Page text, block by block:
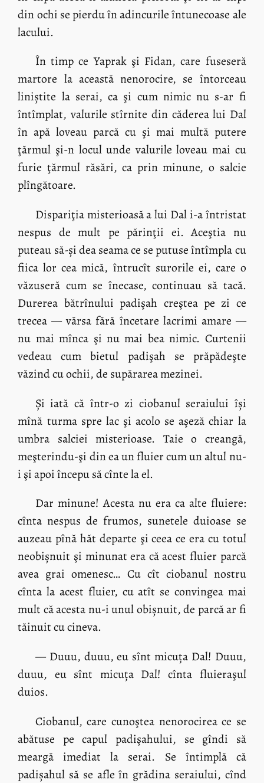
din ochi se pierdu în adincurile întunecoase ale
lacului.
În timp ce Yaprak şi Fidan, care fuseseră
martore la această nenorocire, se întorceau
liniștite la serai, ca şi cum nimic nu s-ar fi
întîmplat, valurile stîrnite din căderea lui Dal
în apă loveau parcă cu şi mai multă putere
ţărmul şi-n locul unde valurile loveau mai cu
furie ţărmul răsări, ca prin minune, o salcie
plîngătoare.
Dispariţia misterioasă a lui Dal i-a întristat
nespus de mult pe părinţii ei. Aceştia nu
puteau să-și dea seama ce se putuse întîmpla cu
fiica lor cea mică, întrucît surorile ei, care o
văzuseră cum se înecase, continuau să tacă.
Durerea bătrînului padişah creştea pe zi ce
trecea — vărsa fără încetare lacrimi amare —
nu mai mînca şi nu mai bea nimic. Curtenii
vedeau cum bietul padişah se prăpădeşte
văzind cu ochii, de supărarea mezinei.
Și iată că într-o zi ciobanul seraiului își
mînă turma spre lac şi acolo se aşeză chiar la
umbra salciei misterioase. Taie o creangă,
meşterindu-şi din ea un fluier cum un altul nu-
i şi apoi începu să cînte la el.
Dar minune! Acesta nu era ca alte fluiere:
cînta nespus de frumos, sunetele duioase se
auzeau pînă hăt departe şi ceea ce era cu totul
neobișnuit şi minunat era că acest fluier parcă
avea grai omenesc… Cu cît ciobanul nostru
cînta la acest fluier, cu atît se convingea mai
mult că acesta nu-i unul obișnuit, de parcă ar fi
tăinuit cu cineva.
— Duuu, duuu, eu sînt micuța Dal! Duuu,
duuu, eu sînt micuța Dal! cînta fluieraşul
duios.
Ciobanul, care cunoştea nenorocirea ce se
abătuse pe capul padişahului, se gîndi să
meargă imediat la serai. Se întimplă că
padișahul să se afle în grădina seraiului, cînd